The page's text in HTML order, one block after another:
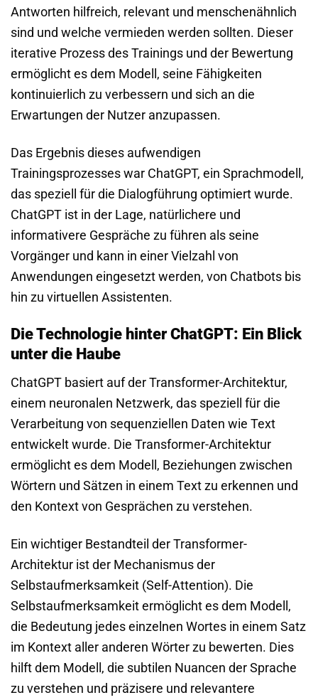
Antworten hilfreich, relevant und menschenähnlich
sind und welche vermieden werden sollten. Dieser
iterative Prozess des Trainings und der Bewertung
ermöglicht es dem Modell, seine Fähigkeiten
kontinuierlich zu verbessern und sich an die
Erwartungen der Nutzer anzupassen.
Das Ergebnis dieses aufwendigen
Trainingsprozesses war ChatGPT, ein Sprachmodell,
das speziell für die Dialogführung optimiert wurde.
ChatGPT ist in der Lage, natürlichere und
informativere Gespräche zu führen als seine
Vorgänger und kann in einer Vielzahl von
Anwendungen eingesetzt werden, von Chatbots bis
hin zu virtuellen Assistenten.
Die Technologie hinter ChatGPT: Ein Blick
unter die Haube
ChatGPT basiert auf der Transformer-Architektur,
einem neuronalen Netzwerk, das speziell für die
Verarbeitung von sequenziellen Daten wie Text
entwickelt wurde. Die Transformer-Architektur
ermöglicht es dem Modell, Beziehungen zwischen
Wörtern und Sätzen in einem Text zu erkennen und
den Kontext von Gesprächen zu verstehen.
Ein wichtiger Bestandteil der Transformer-
Architektur ist der Mechanismus der
Selbstaufmerksamkeit (Self-Attention). Die
Selbstaufmerksamkeit ermöglicht es dem Modell,
die Bedeutung jedes einzelnen Wortes in einem Satz
im Kontext aller anderen Wörter zu bewerten. Dies
hilft dem Modell, die subtilen Nuancen der Sprache
zu verstehen und präzisere und relevantere